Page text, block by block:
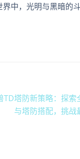
中，光明与黑暗的斗
TD塔防新策略：探索
与塔防搭配，挑战